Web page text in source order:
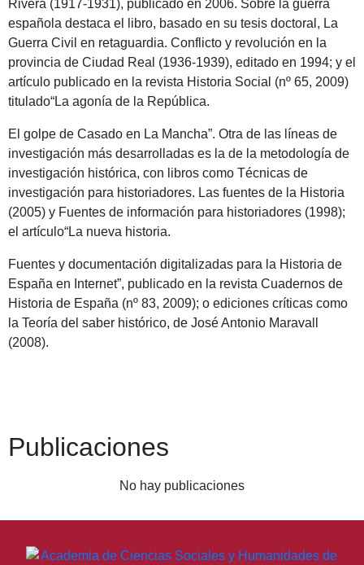
Rivera (1917-1931), publicado en 2006. Sobre la guerra
española destaca el libro, basado en su tesis doctoral, La
Guerra Civil en retaguardia. Conflicto y revolución en la
provincia de Ciudad Real (1936-1939), editado en 1994; y el
artículo publicado en la revista Historia Social (nº 65, 2009)
titulado“La agonía de la República.
El golpe de Casado en La Mancha”. Otra de las líneas de
investigación más desarrolladas es la de la metodología de
investigación histórica, con libros como Técnicas de
investigación para historiadores. Las fuentes de la Historia
(2005) y Fuentes de información para historiadores (1998);
el artículo“La nueva historia.
Fuentes y documentación digitalizadas para la Historia de
España en Internet”, publicado en la revista Cuadernos de
Historia de España (nº 83, 2009); o ediciones críticas como
la Teoría del saber histórico, de José Antonio Maravall
(2008).
Publicaciones
No hay publicaciones